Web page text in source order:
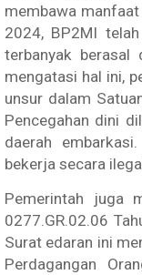
membawa
2024, BP2MI
terbanyak berasal
mengatasi hal ini,
unsur dalam
Pencegahan dini
daerah
bekerja secara
Pemerintah juga
0277.GR.02.06
Surat edaran ini
Perdagangan